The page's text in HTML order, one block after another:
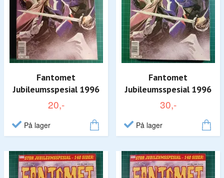
Fantomet
Jubileumsspesial 1996
20,-
På lager
Fantomet
Jubileumsspesial 1996
30,-
På lager